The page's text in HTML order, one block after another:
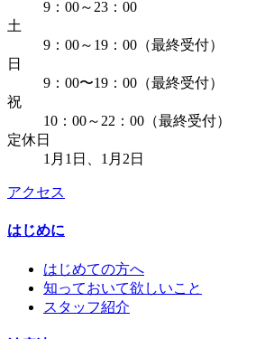
9：00～23：00
土
9：00～19：00（最終受付）
日
9：00〜19：00（最終受付）
祝
10：00～22：00（最終受付）
定休日
1月1日、1月2日
アクセス
はじめに
はじめての方へ
知っておいて欲しいこと
スタッフ紹介